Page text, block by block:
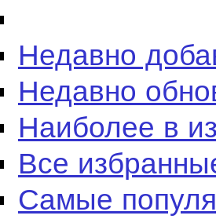
Недавно
Недавно
Наиболее в
Все
Самые